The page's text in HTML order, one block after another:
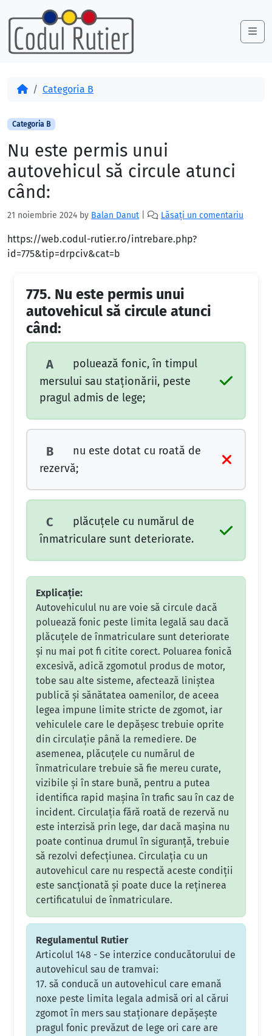
Skip to content
Skip to footer
AcasăCategoria B
Categoria B
Nu este permis unui
autovehicul să circule atunci
când:
21 noiembrie 2024 by Balan Danut Lăsați un comentariu
https://web.codul-rutier.ro/intrebare.php?
id=775&tip=drpciv&cat=b
775. Nu este permis unui
autovehicul să circule atunci
când:
A
poluează fonic, în timpul
mersului sau staţionării, peste
pragul admis de lege;
B
nu este dotat cu roată de
rezervă;
C
plăcuţele cu numărul de
înmatriculare sunt deteriorate.
Explicație:
Autovehiculul nu are voie să circule dacă
poluează fonic peste limita legală sau dacă
plăcuțele de înmatriculare sunt deteriorate
și nu mai pot fi citite corect. Poluarea fonică
excesivă, adică zgomotul produs de motor,
tobe sau alte sisteme, afectează liniștea
publică și sănătatea oamenilor, de aceea
legea impune limite stricte de zgomot, iar
vehiculele care le depășesc trebuie oprite
din circulație până la remediere. De
asemenea, plăcuțele cu numărul de
înmatriculare trebuie să fie mereu curate,
vizibile și în stare bună, pentru a putea
identifica rapid mașina în trafic sau în caz de
incident. Circulația fără roată de rezervă nu
este interzisă prin lege, dar dacă mașina nu
poate continua drumul în siguranță, trebuie
să rezolvi defecțiunea. Circulația cu un
autovehicul care nu respectă aceste condiții
este sancționată și poate duce la reținerea
certificatului de înmatriculare.
Regulamentul Rutier
Articolul 148 - Se interzice conducătorului de
autovehicul sau de tramvai:
17. să conducă un autovehicul care emană
noxe peste limita legala admisă ori al cărui
zgomot în mers sau staţionare depăşeşte
pragul fonic prevăzut de lege ori care are